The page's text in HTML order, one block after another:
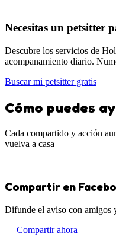
Necesitas un petsitter
Descubre los servicios de
acompanamiento diario.
Buscar mi petsitter gratis
Cómo puedes
Cada compartido y acción
vuelva a casa
Compartir en
Difunde el aviso con amigos
Compartir ahora